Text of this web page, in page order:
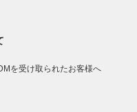
を受け取られたお客様へ